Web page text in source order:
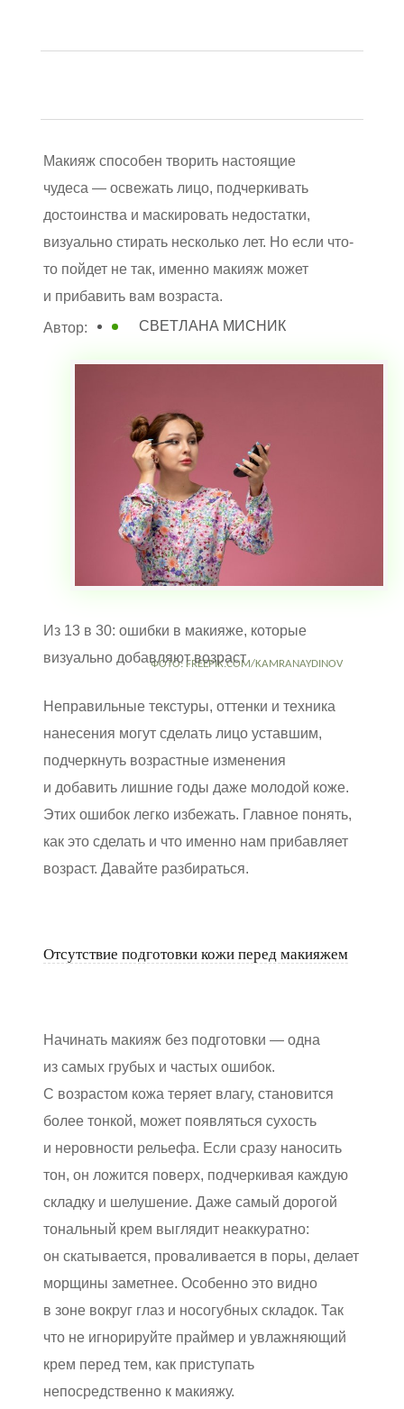
Макияж способен творить настоящие
чудеса — освежать лицо, подчеркивать
достоинства и маскировать недостатки,
визуально стирать несколько лет. Но если что-
то пойдет не так, именно макияж может
и прибавить вам возраста.
Автор: СВЕТЛАНА МИСНИК
Из 13 в 30: ошибки в макияже, которые
визуально добавляют возрастФОТО: FREEPIK.COM/KAMRANAYDINOV
Неправильные текстуры, оттенки и техника
нанесения могут сделать лицо уставшим,
подчеркнуть возрастные изменения
и добавить лишние годы даже молодой коже.
Этих ошибок легко избежать. Главное понять,
как это сделать и что именно нам прибавляет
возраст. Давайте разбираться.
Отсутствие подготовки кожи перед макияжем
Начинать макияж без подготовки — одна
из самых грубых и частых ошибок.
С возрастом кожа теряет влагу, становится
более тонкой, может появляться сухость
и неровности рельефа. Если сразу наносить
тон, он ложится поверх, подчеркивая каждую
складку и шелушение. Даже самый дорогой
тональный крем выглядит неаккуратно:
он скатывается, проваливается в поры, делает
морщины заметнее. Особенно это видно
в зоне вокруг глаз и носогубных складок. Так
что не игнорируйте праймер и увлажняющий
крем перед тем, как приступать
непосредственно к макияжу.